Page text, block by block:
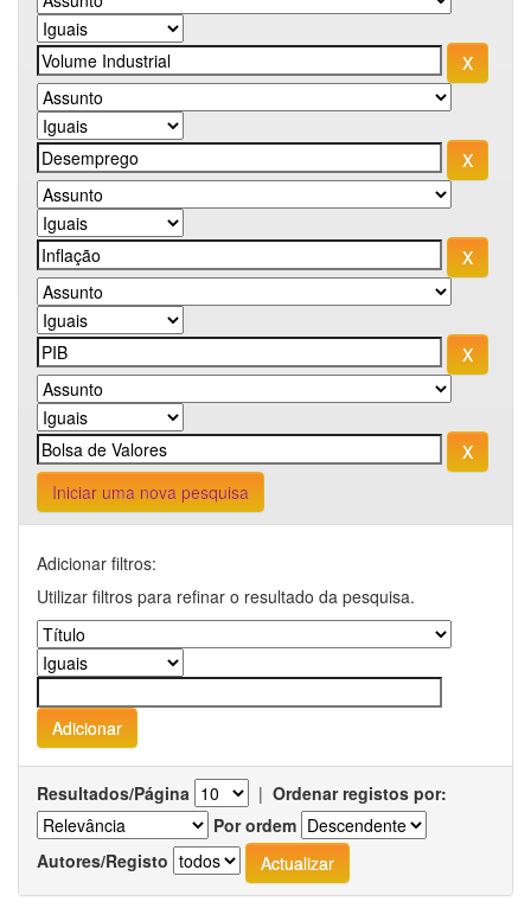
Iniciar uma nova pesquisa
Adicionar filtros:
Utilizar filtros para refinar o resultado da pesquisa.
Resultados/Página | Ordenar registos por:
Por ordem
Autores/Registo